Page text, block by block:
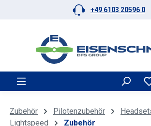
Zum Hauptinhalt springen+49 6103 20596 0
Zubehör Pilotenzubehör
Lightspeed
Zubehör